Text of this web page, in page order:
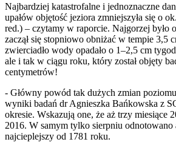
Najbardziej katastrofalne i jednoznaczne
upałów objętość jeziora zmniejszyła się o
red.) – czytamy w raporcie. Najgorzej było
zaczął się stopniowo obniżać w tempie
zwierciadło wody opadało o 1–2,5 cm
ale i tak w ciągu roku, który został objęty
centymetrów!
- Główny powód tak dużych zmian
wyniki badań dr Agnieszka Bańkowska z
okresie. Wskazują one, że aż trzy miesiące
2016. W samym tylko sierpniu odnotowano
najcieplejszy od 1781 roku.